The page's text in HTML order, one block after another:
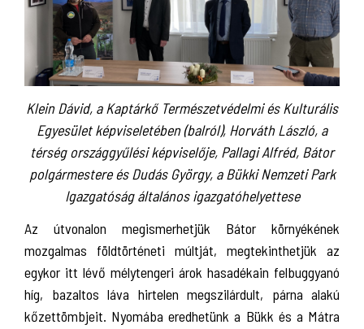
Klein Dávid, a Kaptárkő Természetvédelmi és Kulturális
Egyesület képviseletében (balról), Horváth László, a
térség országgyűlési képviselője, Pallagi Alfréd, Bátor
polgármestere és Dudás György, a Bükki Nemzeti Park
Igazgatóság általános igazgatóhelyettese
Az útvonalon megismerhetjük Bátor környékének
mozgalmas földtörténeti múltját, megtekinthetjük az
egykor itt lévő mélytengeri árok hasadékain felbuggyanó
híg, bazaltos láva hirtelen megszilárdult, párna alakú
kőzettömbjeit. Nyomába eredhetünk a Bükk és a Mátra